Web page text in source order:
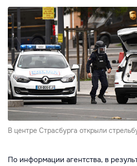
В центре Страсбурга открыли
По информации агентства, в